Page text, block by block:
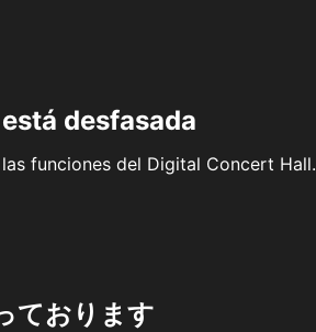
desfasada
funciones del Digital Concert Hall.
ております